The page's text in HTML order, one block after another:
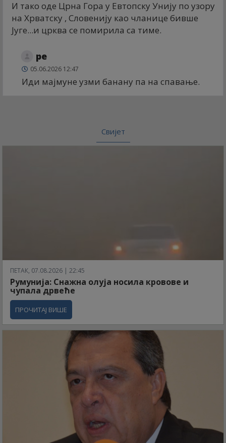
И тако оде Црна Гора у Евтопску Унију по узору
на Хрватску , Словенију као чланице бивше
Југе...и црква се помирила са тиме.
ре
05.06.2026 12:47
Иди мајмуне узми банану па на спавање.
Свијет
ПЕТАК, 07.08.2026 | 22:45
Румунија: Снажна олуја носила кровове и
чупала дрвеће
ПРОЧИТАЈ ВИШЕ